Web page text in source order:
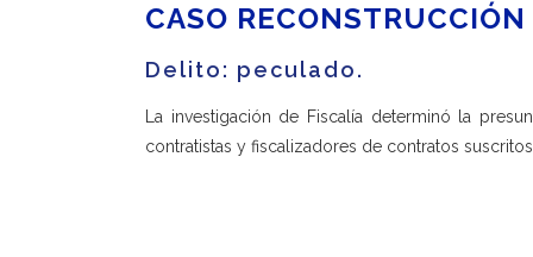
CASO
Delito: peculado.
La investigación de Fiscalía determinó la
contratistas y fiscalizadores de contratos